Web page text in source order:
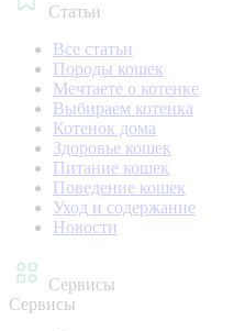
Статьи
Все статьи
Породы кошек
Мечтаете о котенке
Выбираем котенка
Котенок дома
Здоровье кошек
Питание кошек
Поведение кошек
Уход и содержание
Новости
Сервисы
Сервисы